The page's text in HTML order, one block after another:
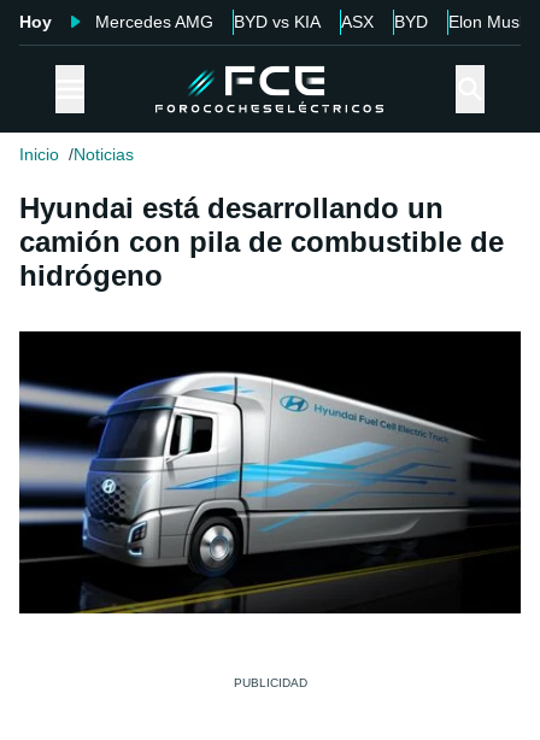
Hoy Mercedes AMG BYD vs KIA ASX BYD Elon Musk
Inicio Noticias
Hyundai está desarrollando un
camión con pila de combustible de
hidrógeno